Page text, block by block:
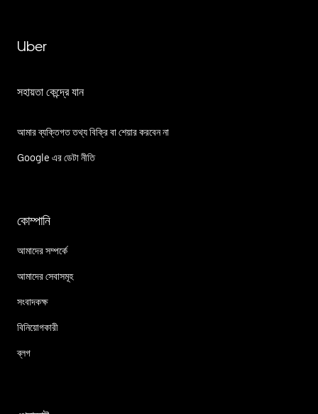
Uber
সহায়তা কেন্দ্রে যান
আমার ব্যক্তিগত তথ্য বিক্রি বা শেয়ার করবেন না
Google এর ডেটা নীতি
কোম্পানি
আমাদের সম্পর্কে
আমাদের সেবাসমূহ
সংবাদকক্ষ
বিনিয়োগকারী
ব্লগ